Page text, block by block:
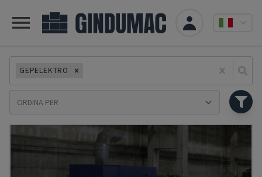
GEPELEKTRO